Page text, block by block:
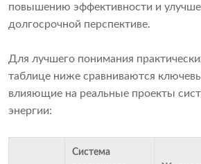
повышению эффективности и
долгосрочной перспективе.
Для лучшего понимания
таблице ниже сравниваются
влияющие на реальные проекты
энергии:
Система